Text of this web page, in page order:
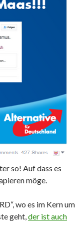
so! Auf dass es
möge.
wo es im Kern um
geht, der ist auch